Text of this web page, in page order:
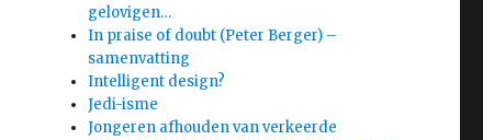
gelovigen…
In praise of doubt (Peter Berger) –
samenvatting
Intelligent design?
Jedi-isme
Jongeren afhouden van verkeerde